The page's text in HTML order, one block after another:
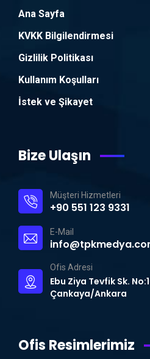
Ana Sayfa
KVKK Bilgilendirmesi
Gizlilik Politikası
Kullanım Koşulları
İstek ve Şikayet
Bize Ulaşın
Müşteri Hizmetleri
+90 551 123 9331
E-Mail
Ofis Adresi
Ebu Ziya Tevfik Sk.
Çankaya/Ankara
Ofis Resimlerimiz